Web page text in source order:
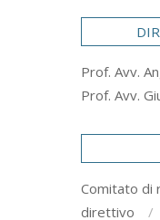
Prof. Avv.
Prof. Avv.
Comitato di
direttivo